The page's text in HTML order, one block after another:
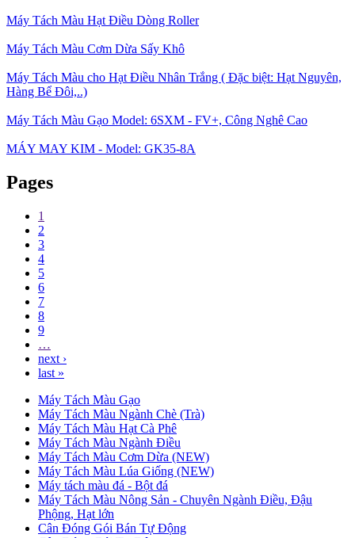
Máy Tách Màu Hạt Điều Dòng Roller
Máy Tách Màu Cơm Dừa Sấy Khô
Máy Tách Màu cho Hạt Điều Nhân Trắng ( Đặc biệt: Hạt Nguyên,
Hàng Bể Đôi,..)
Máy Tách Màu Gạo Model: 6SXM - FV+, Công Nghê Cao
MÁY MAY KIM - Model: GK35-8A
Pages
1
2
3
4
5
6
7
8
9
…
next ›
last »
Máy Tách Màu Gạo
Máy Tách Màu Ngành Chè (Trà)
Máy Tách Màu Hạt Cà Phê
Máy Tách Màu Ngành Điều
Máy Tách Màu Cơm Dừa (NEW)
Máy Tách Màu Lúa Giống (NEW)
Máy tách màu đá - Bột đá
Máy Tách Màu Nông Sản - Chuyên Ngành Điều, Đậu
Phộng, Hạt lớn
Cân Đóng Gói Bán Tự Động